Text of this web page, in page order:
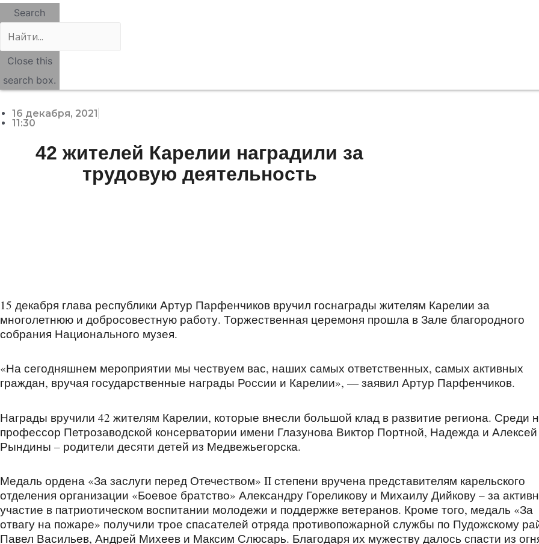
Search
Close this
search box.
16 декабря, 2021
11:30
42 жителей Карелии наградили за
трудовую деятельность
15 декабря глава республики Артур Парфенчиков вручил госнаграды жителям Карелии за
многолетнюю и добросовестную работу. Торжественная церемоня прошла в Зале благородного
собрания Национального музея.
«На сегодняшнем мероприятии мы чествуем вас, наших самых ответственных, самых активных
граждан, вручая государственные награды России и Карелии», — заявил Артур Парфенчиков.
Награды вручили 42 жителям Карелии, которые внесли большой клад в развитие региона. Среди
профессор Петрозаводской консерватории имени Глазунова Виктор Портной, Надежда и Алексей
Рындины – родители десяти детей из Медвежьегорска.
Медаль ордена «За заслуги перед Отечеством» II степени вручена представителям карельского
отделения организации «Боевое братство» Александру Гореликову и Михаилу Дийкову – за
участие в патриотическом воспитании молодежи и поддержке ветеранов. Кроме того, медаль «За
отвагу на пожаре» получили трое спасателей отряда противопожарной службы по Пудожскому
Павел Васильев, Андрей Михеев и Максим Слюсарь. Благодаря их мужеству далось спасти из